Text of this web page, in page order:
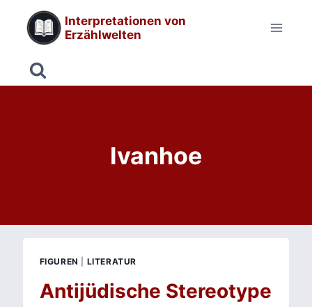
Inhalt
springen
Interpretationen von
Erzählwelten
Ivanhoe
FIGUREN LITERATUR
Antijüdische Stereotype